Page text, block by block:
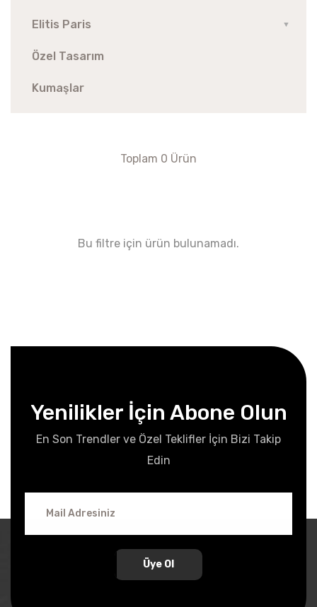
Elitis Paris ▼
Özel Tasarım
Kumaşlar
Toplam 0 Ürün
Bu filtre için ürün bulunamadı.
Yenilikler İçin Abone Olun
En Son Trendler ve Özel Teklifler İçin Bizi Takip
Edin
Üye Ol